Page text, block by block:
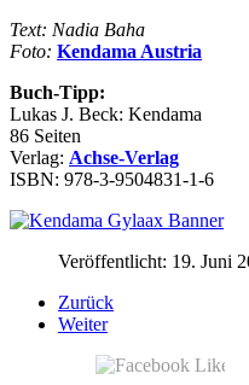
Text: Nadia Baha
Foto: Kendama Austria
Buch-Tipp:
Lukas J. Beck: Kendama
86 Seiten
Verlag: Achse-Verlag
ISBN: 978-3-9504831-1-6
Veröffentlicht: 19. Juni
Zurück
Weiter